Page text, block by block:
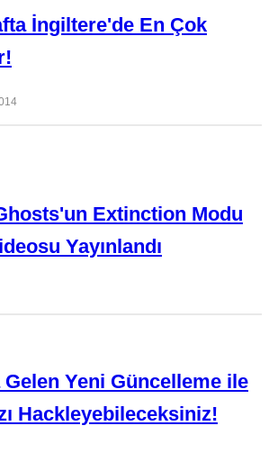
İngiltere'de En Çok
Extinction Modu
Yayınlandı
Yeni Güncelleme ile
Hackleyebileceksiniz!